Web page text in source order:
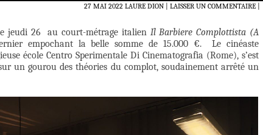
27 MAI 2022 LAURE DION LAISSER UN COMMENTAIRE|
jeudi 26 au court-métrage italienIl Barbiere Complottista (A
empochant la belle somme de 15.000 €. Le cinéaste
école Centro Sperimentale Di Cinematografia (Rome), s’est
un gourou des théories du complot, soudainement arrêté un